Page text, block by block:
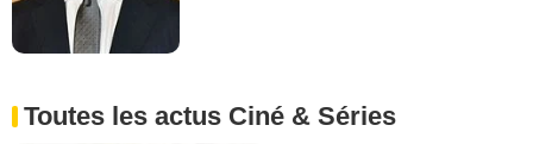
Toutes les actus Ciné & Séries